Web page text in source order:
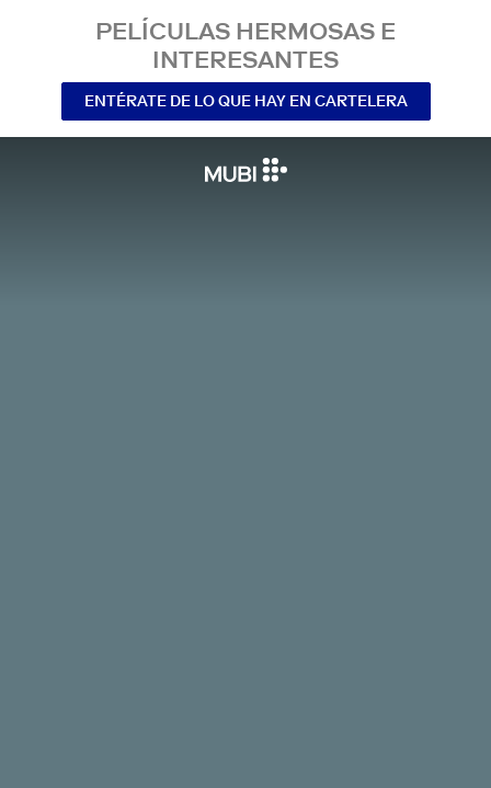
PELÍCULAS HERMOSAS E
INTERESANTES
ENTÉRATE DE LO QUE HAY EN CARTELERA